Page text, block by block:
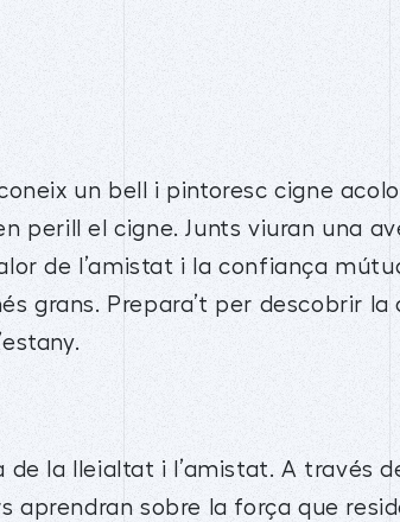
un bell i pintoresc cigne
perill el cigne. Junts viuran una
de l’amistat i la confiança
grans. Prepara’t per descobrir la
la lleialtat i l’amistat. A través
sobre la força que